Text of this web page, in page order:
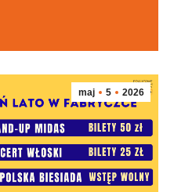
maj 5 2026